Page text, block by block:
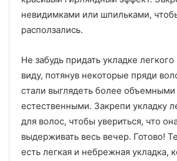
невидимками или шпильками,
расползались.
Не забудь придать укладке
виду, потянув некоторые пряди
стали выглядеть более объемными
естественными. Закрепи укладку
для волос, чтобы увериться, что
выдерживать весь вечер. Готово!
есть легкая и небрежная укладка,